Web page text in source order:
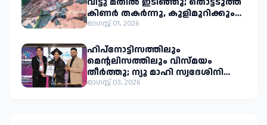
കിണർ തകർന്നു, കുളിമുറിക്കും
നാശനഷ്ടം
ഓഗസ്റ്റ് 01, 2026
ഹിപ്നോട്ടിസത്തിലും
മെന്റലിസത്തിലും വിസ്മയം
തീർത്തു; ന്യൂ മാഹി സ്വദേശിനി
സുരഭിരാജിന് ഇരട്ട ലോക
ഓഗസ്റ്റ് 03, 2026